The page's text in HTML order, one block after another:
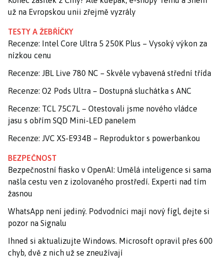
už na Evropskou unii zřejmě vyzrály
TESTY A ŽEBŘÍČKY
Recenze: Intel Core Ultra 5 250K Plus – Vysoký výkon za
nízkou cenu
Recenze: JBL Live 780 NC – Skvěle vybavená střední třída
Recenze: O2 Pods Ultra – Dostupná sluchátka s ANC
Recenze: TCL 75C7L – Otestovali jsme nového vládce
jasu s obřím SQD Mini-LED panelem
Recenze: JVC XS-E934B – Reproduktor s powerbankou
BEZPEČNOST
Bezpečnostní fiasko v OpenAI: Umělá inteligence si sama
našla cestu ven z izolovaného prostředí. Experti nad tím
žasnou
WhatsApp není jediný. Podvodníci mají nový fígl, dejte si
pozor na Signalu
Ihned si aktualizujte Windows. Microsoft opravil přes 600
chyb, dvě z nich už se zneužívají